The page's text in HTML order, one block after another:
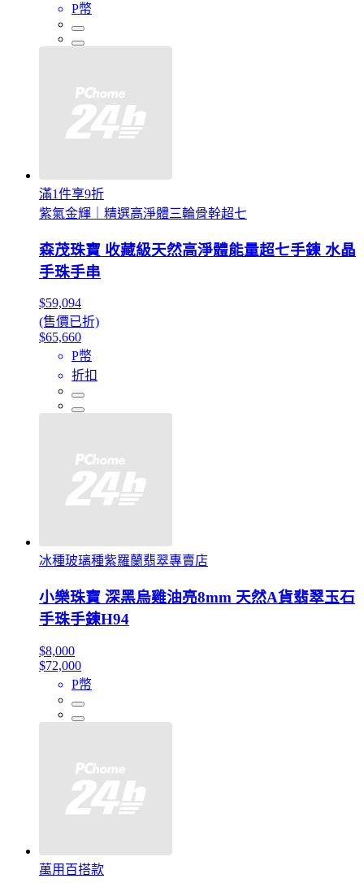
P幣
滿1件享9折
紫氣金輝｜精選高淨體三輪骨幹超七
森茂珠寶 收藏級天然高淨體能量超七手鍊 水晶
手珠手串
$59,094
(售價已折)
$65,660
P幣
折扣
冰種玻璃種紫羅蘭翡翠專賣店
小樂珠寶 深黑烏雞油亮8mm 天然A貨翡翠玉石
手珠手鍊H94
$8,000
$72,000
P幣
萬用百搭款